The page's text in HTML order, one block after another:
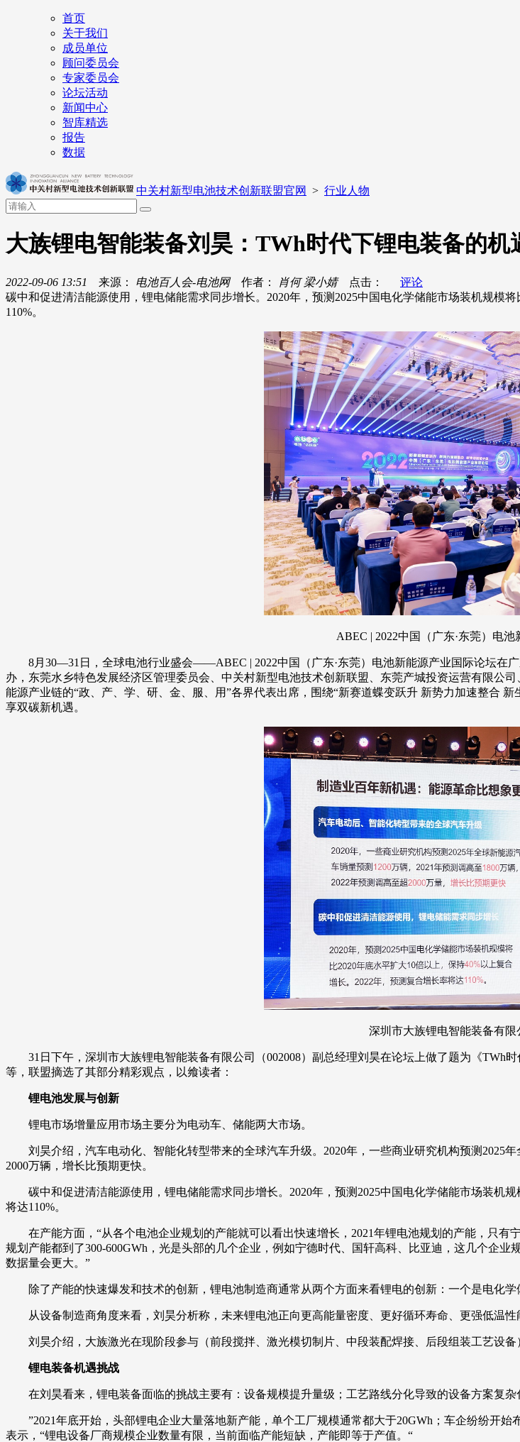
首页
关于我们
成员单位
顾问委员会
专家委员会
论坛活动
新闻中心
智库精选
报告
数据
中关村新型电池技术创新联盟官网 > 行业人物
大族锂电智能装备刘昊：TWh时代下锂电装备的机
2022-09-06 13:51 来源： 电池百人会-电池网作者： 肖何 梁小婧点击：
评论
碳中和促进清洁能源使用，锂电储能需求同步增长。2020年，预测2025中国电化学储能市场装机规模
110%。
ABEC | 2022中国（广东·东莞）电
8月30—31日，全球电池行业盛会——ABEC | 2022中国（广东·东莞）电池新能源产业国际论坛在
办，东莞水乡特色发展经济区管理委员会、中关村新型电池技术创新联盟、东莞产城投资运营有限公
能源产业链的“政、产、学、研、金、服、用”各界代表出席，围绕“新赛道蝶变跃升 新势力加速整合
享双碳新机遇。
深圳市大族锂电智能装备有限
31日下午，深圳市大族锂电智能装备有限公司（002008）副总经理刘昊在论坛上做了题为《
等，联盟摘选了其部分精彩观点，以飨读者：
锂电池发展与创新
锂电市场增量应用市场主要分为电动车、储能两大市场。
刘昊介绍，汽车电动化、智能化转型带来的全球汽车升级。2020年，一些商业研究机构预测2025
2000万辆，增长比预期更快。
碳中和促进清洁能源使用，锂电储能需求同步增长。2020年，预测2025中国电化学储能市场装机
将达110%。
在产能方面，“从各个电池企业规划的产能就可以看出快速增长，2021年锂电池规划的产能，只有
规划产能都到了300-600GWh，光是头部的几个企业，例如宁德时代、国轩高科、比亚迪，这几个企业
数据量会更大。”
除了产能的快速爆发和技术的创新，锂电池制造商通常从两个方面来看锂电的创新：一个是电化学
从设备制造商角度来看，刘昊分析称，未来锂电池正向更高能量密度、更好循环寿命、更强低温
刘昊介绍，大族激光在现阶段参与（前段搅拌、激光模切制片、中段装配焊接、后段组装工艺设
锂电装备机遇挑战
在刘昊看来，锂电装备面临的挑战主要有：设备规模提升量级；工艺路线分化导致的设备方案复
”2021年底开始，头部锂电企业大量落地新产能，单个工厂规模通常都大于20GWh；车企纷纷开
表示，“锂电设备厂商规模企业数量有限，当前面临产能短缺，产能即等于产值。“